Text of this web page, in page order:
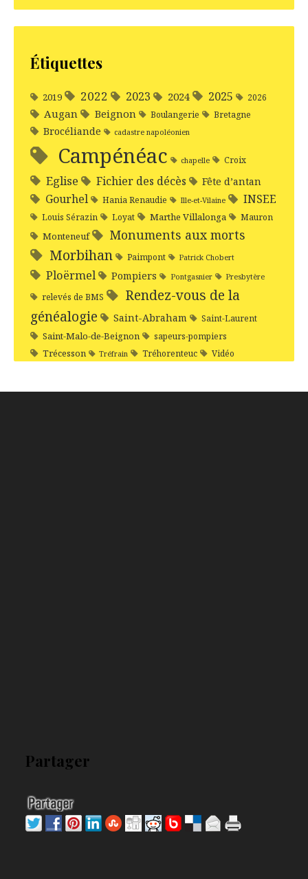
Étiquettes
2019 2022 2023 2024 2025 2026
Augan Beignon Boulangerie Bretagne
Brocéliande cadastre napoléonien
Campénéac chapelle Croix
Eglise Fichier des décès Fête d’antan
Gourhel Hania Renaudie Ille-et-Vilaine INSEE
Louis Sérazin Loyat Marthe Villalonga Mauron
Monteneuf Monuments aux morts
Morbihan Paimpont Patrick Chobert
Ploërmel Pompiers Pontgasnier Presbytère
relevés de BMS
Rendez-vous de la
généalogie
Saint-Abraham Saint-Laurent
Saint-Malo-de-Beignon sapeurs-pompiers
Trécesson Tréfrain Tréhorenteuc Vidéo
Partager